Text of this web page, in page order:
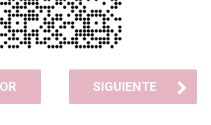
SIGUIENTE